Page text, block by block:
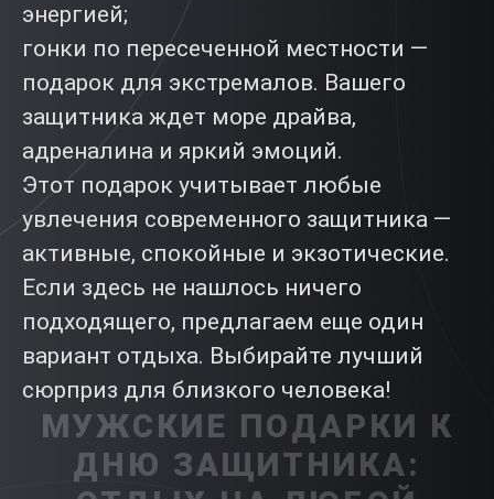
энергией;
гонки по пересеченной местности —
подарок для экстремалов. Вашего
защитника ждет море драйва,
адреналина и яркий эмоций.
Этот подарок учитывает любые
увлечения современного защитника —
активные, спокойные и экзотические.
Если здесь не нашлось ничего
подходящего, предлагаем еще один
вариант отдыха. Выбирайте лучший
сюрприз для близкого человека!
МУЖСКИЕ ПОДАРКИ К
ДНЮ ЗАЩИТНИКА: